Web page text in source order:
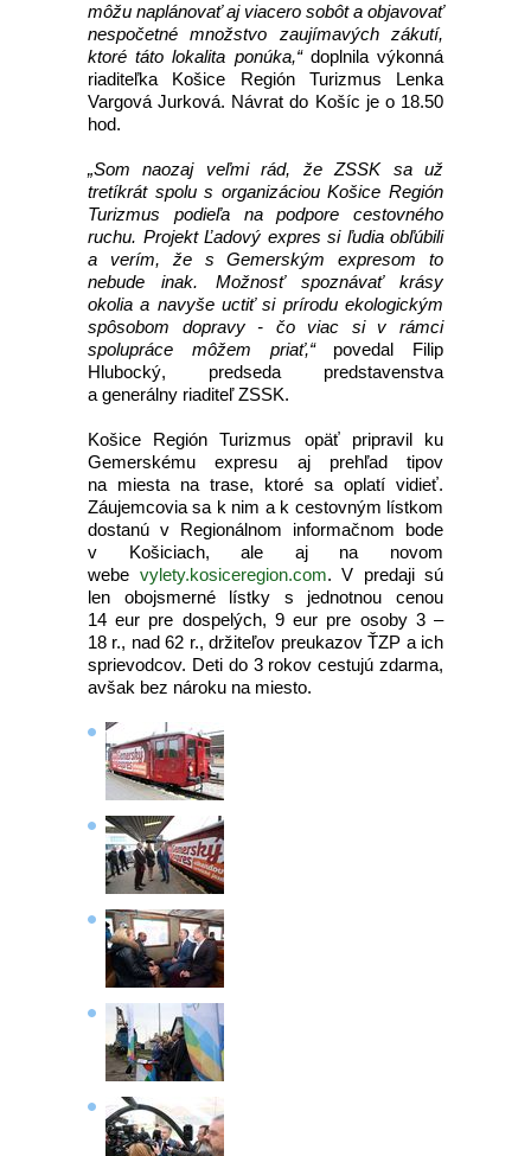
môžu naplánovať aj viacero sobôt a objavovať
nespočetné množstvo zaujímavých zákutí,
ktoré táto lokalita ponúka,“doplnila výkonná
riaditeľka Košice Región Turizmus Lenka
Vargová Jurková. Návrat do Košíc je o 18.50
hod.
„Som naozaj veľmi rád, že ZSSK sa už
tretíkrát spolu s organizáciou Košice Región
Turizmus podieľa na podpore cestovného
ruchu. Projekt Ľadový expres si ľudia obľúbili
a verím, že s Gemerským expresom to
nebude inak. Možnosť spoznávať krásy
okolia a navyše uctiť si prírodu ekologickým
spôsobom dopravy - čo viac si v rámci
spolupráce môžem priať,“povedal Filip
Hlubocký, predseda predstavenstva
a generálny riaditeľ ZSSK.
Košice Región Turizmus opäť pripravil ku
Gemerskému expresu aj prehľad tipov
na miesta na trase, ktoré sa oplatí vidieť.
Záujemcovia sa k nim a k cestovným lístkom
dostanú v Regionálnom informačnom bode
v Košiciach, ale aj na novom
webe vylety.kosiceregion.com. V predaji sú
len obojsmerné lístky s jednotnou cenou
14 eur pre dospelých, 9 eur pre osoby 3 –
18 r., nad 62 r., držiteľov preukazov ŤZP a ich
sprievodcov. Deti do 3 rokov cestujú zdarma,
avšak bez nároku na miesto.